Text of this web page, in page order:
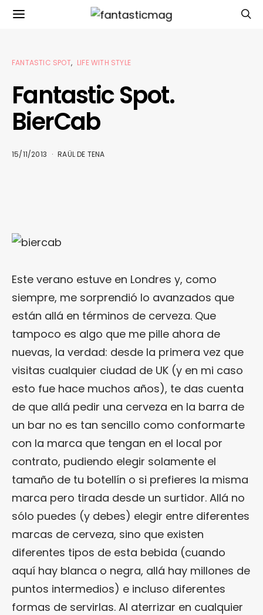
FANTASTIC SPOT LIFE WITH STYLE
Fantastic Spot.
BierCab
15/11/2013 RAÜL DE TENA
Este verano estuve en Londres y, como
siempre, me sorprendió lo avanzados que
están allá en términos de cerveza. Que
tampoco es algo que me pille ahora de
nuevas, la verdad: desde la primera vez que
visitas cualquier ciudad de UK (y en mi caso
esto fue hace muchos años), te das cuenta
de que allá pedir una cerveza en la barra de
un bar no es tan sencillo como conformarte
con la marca que tengan en el local por
contrato, pudiendo elegir solamente el
tamaño de tu botellín o si prefieres la misma
marca pero tirada desde un surtidor. Allá no
sólo puedes (y debes) elegir entre diferentes
marcas de cerveza, sino que existen
diferentes tipos de esta bebida (cuando
aquí hay blanca o negra, allá hay millones de
puntos intermedios) e incluso diferentes
formas de servirlas. Al aterrizar en cualquier